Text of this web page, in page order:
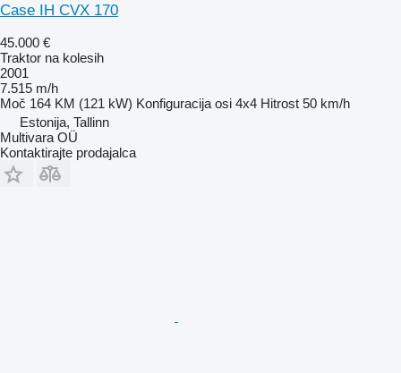
Case IH CVX 170
45.000 €
Traktor na kolesih
2001
7.515 m/h
Moč 164 KM (121 kW) Konfiguracija osi 4x4 Hitrost 50 km/h
Estonija, Tallinn
Multivara OÜ
Kontaktirajte prodajalca